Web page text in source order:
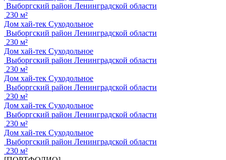
Выборгский район Ленинградской области
230 м²
Дом хай-тек Суходольное
Выборгский район Ленинградской области
230 м²
Дом хай-тек Суходольное
Выборгский район Ленинградской области
230 м²
Дом хай-тек Суходольное
Выборгский район Ленинградской области
230 м²
Дом хай-тек Суходольное
Выборгский район Ленинградской области
230 м²
Дом хай-тек Суходольное
Выборгский район Ленинградской области
230 м²